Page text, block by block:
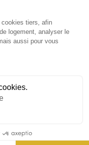
tiers, afin
logement, analyser le
aussi pour vous